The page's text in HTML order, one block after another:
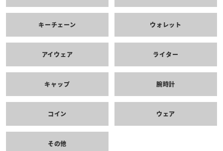
キーチェーン ウォレット
アイウェア ライター
キャップ 腕時計
コイン ウェア
その他